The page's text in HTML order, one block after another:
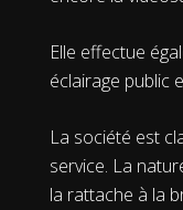
Elle effectue
éclairage public
La société est
service. La
la rattache à la